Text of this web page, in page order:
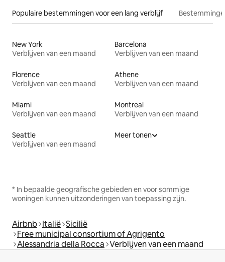
Populaire bestemmingen voor een lang verblijf
New York
Verblijven van een maand
Barcelona
Verblijven van een maand
Florence
Verblijven van een maand
Athene
Verblijven van een maand
Miami
Verblijven van een maand
Montreal
Verblijven van een maand
Seattle
Verblijven van een maand
Meer tonen
* In bepaalde geografische gebieden en voor sommige
woningen kunnen uitzonderingen van toepassing zijn.
Airbnb Italië Sicilië
Free municipal consortium of Agrigento
Alessandria della Rocca Verblijven van een maand